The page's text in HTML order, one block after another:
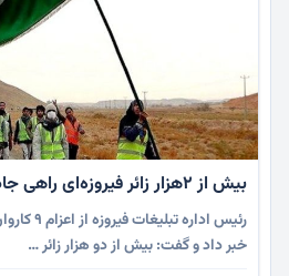
بیش از 2هزار زائر فیروزه‌ای راهی جاده عاشقی
رئیس
خبر داد و گفت: بیش از دو هزار زائر …